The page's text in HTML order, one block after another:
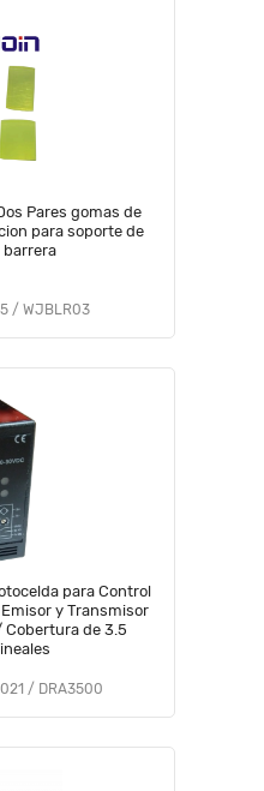
Pares gomas de
para soporte de
barrera
/ WJBLR03
para Control
y Transmisor
de 3.5
/ DRA3500